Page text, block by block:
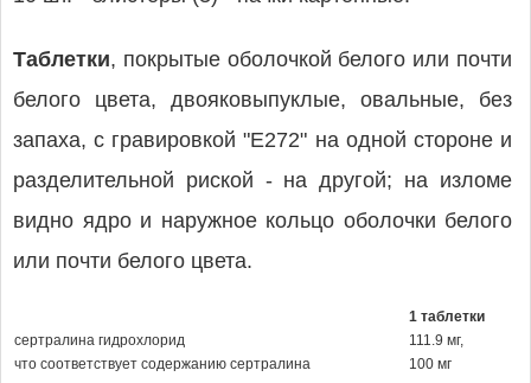
Таблетки, покрытые оболочкой белого или почти
белого цвета, двояковыпуклые, овальные, без
запаха, с гравировкой "Е272" на одной стороне и
разделительной риской - на другой; на изломе
видно ядро и наружное кольцо оболочки белого
или почти белого цвета.
1 таблетки
сертралина гидрохлорид
111.9 мг,
что соответствует содержанию сертралина
100 мг